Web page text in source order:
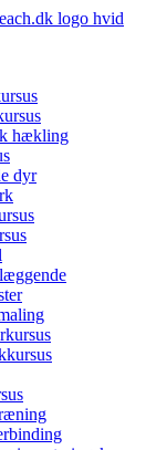
hækling
dyr